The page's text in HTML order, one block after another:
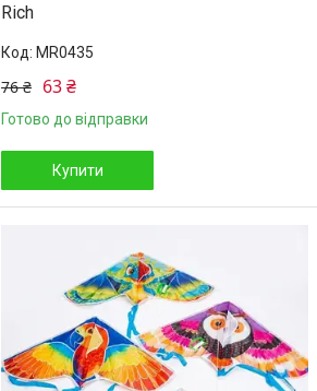
Rich
MR0435
76 ₴ 63 ₴
Готово до відправки
Купити